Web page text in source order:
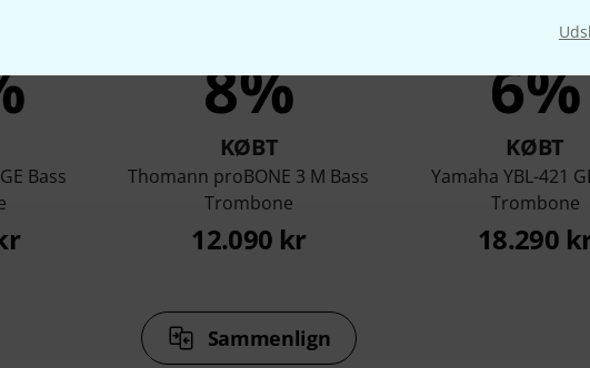
Bass
8%
KØBT
Thomann proBONE 3 M Bass
Trombone
12.090 kr
6%
KØBT
Yamaha YBL-421
Trombone
18.290
Sammenlign